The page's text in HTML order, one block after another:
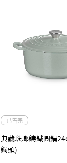
已售完
典藏琺瑯鑄鐵圓鍋
鋼頭)